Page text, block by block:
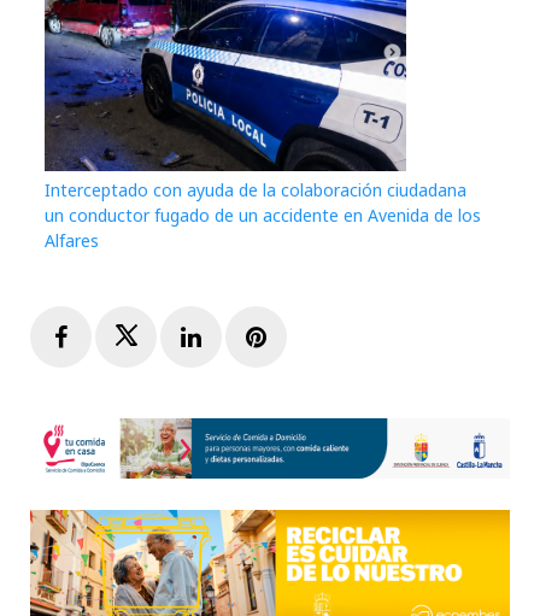
Interceptado con ayuda de la colaboración ciudadana
un conductor fugado de un accidente en Avenida de los
Alfares
FacebookTwitterLinkedInPinterest